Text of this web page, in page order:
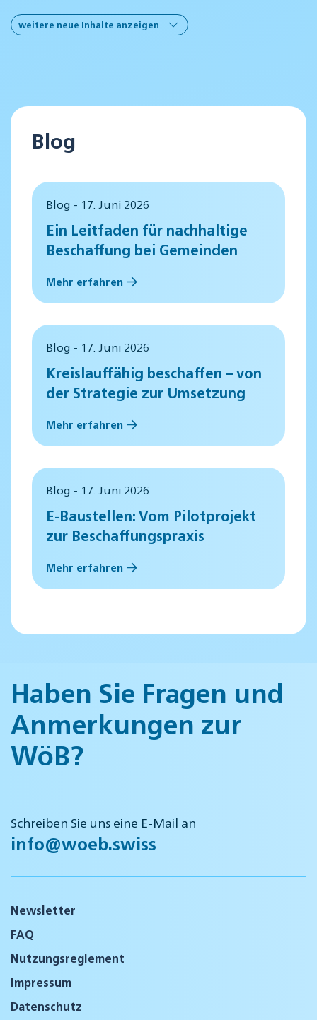
weitere neue Inhalte anzeigen
Blog
Blog - 17. Juni 2026
Ein Leitfaden für nachhaltige
Beschaffung bei Gemeinden
Mehr erfahren
Blog - 17. Juni 2026
Kreislauffähig beschaffen – von
der Strategie zur Umsetzung
Mehr erfahren
Blog - 17. Juni 2026
E-Baustellen: Vom Pilotprojekt
zur Beschaffungspraxis
Mehr erfahren
Haben Sie Fragen und
Anmerkungen zur
WöB?
Schreiben Sie uns eine E-Mail an
info@woeb.swiss
Newsletter
FAQ
Nutzungsreglement
Impressum
Datenschutz